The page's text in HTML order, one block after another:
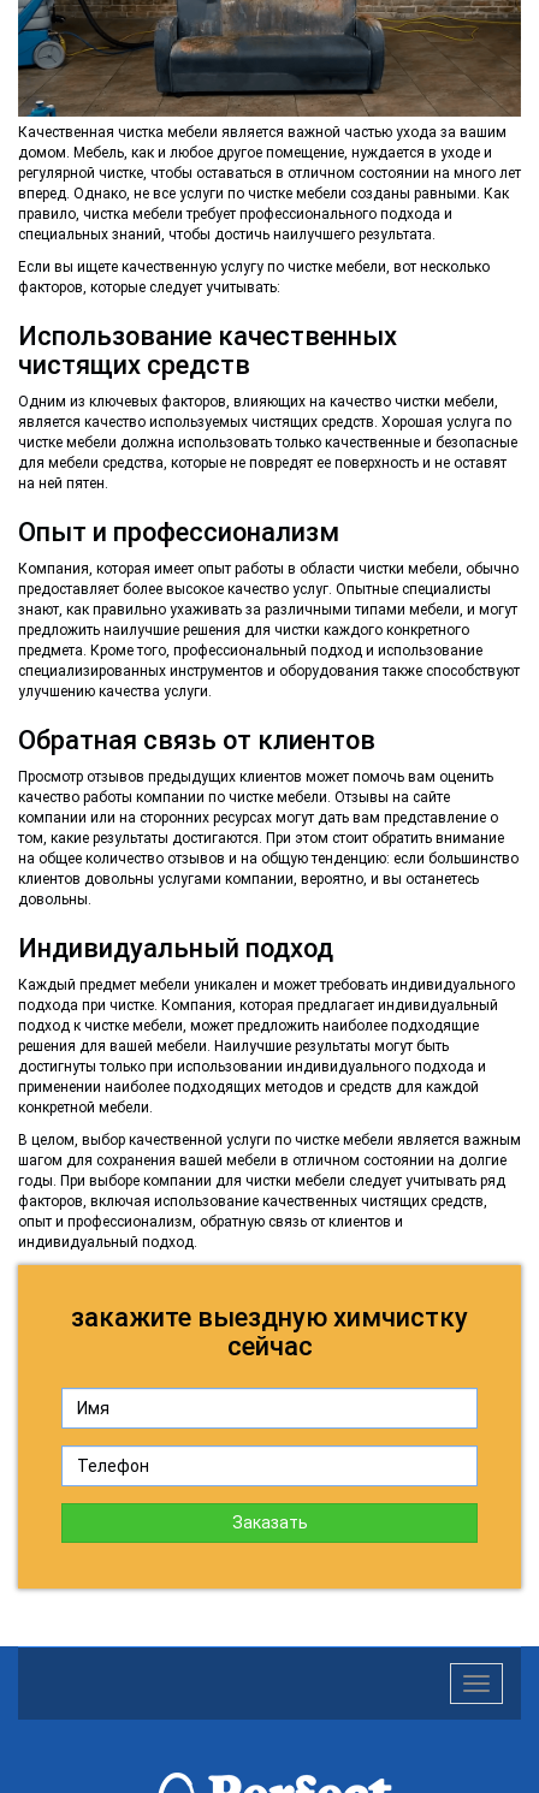
Качественная чистка мебели является важной частью ухода за вашим
домом. Мебель, как и любое другое помещение, нуждается в уходе и
регулярной чистке, чтобы оставаться в отличном состоянии на много лет
вперед. Однако, не все услуги по чистке мебели созданы равными. Как
правило, чистка мебели требует профессионального подхода и
специальных знаний, чтобы достичь наилучшего результата.
Если вы ищете качественную услугу по чистке мебели, вот несколько
факторов, которые следует учитывать:
Использование качественных
чистящих средств
Одним из ключевых факторов, влияющих на качество чистки мебели,
является качество используемых чистящих средств. Хорошая услуга по
чистке мебели должна использовать только качественные и безопасные
для мебели средства, которые не повредят ее поверхность и не оставят
на ней пятен.
Опыт и профессионализм
Компания, которая имеет опыт работы в области чистки мебели, обычно
предоставляет более высокое качество услуг. Опытные специалисты
знают, как правильно ухаживать за различными типами мебели, и могут
предложить наилучшие решения для чистки каждого конкретного
предмета. Кроме того, профессиональный подход и использование
специализированных инструментов и оборудования также способствуют
улучшению качества услуги.
Обратная связь от клиентов
Просмотр отзывов предыдущих клиентов может помочь вам оценить
качество работы компании по чистке мебели. Отзывы на сайте
компании или на сторонних ресурсах могут дать вам представление о
том, какие результаты достигаются. При этом стоит обратить внимание
на общее количество отзывов и на общую тенденцию: если большинство
клиентов довольны услугами компании, вероятно, и вы останетесь
довольны.
Индивидуальный подход
Каждый предмет мебели уникален и может требовать индивидуального
подхода при чистке. Компания, которая предлагает индивидуальный
подход к чистке мебели, может предложить наиболее подходящие
решения для вашей мебели. Наилучшие результаты могут быть
достигнуты только при использовании индивидуального подхода и
применении наиболее подходящих методов и средств для каждой
конкретной мебели.
В целом, выбор качественной услуги по чистке мебели является важным
шагом для сохранения вашей мебели в отличном состоянии на долгие
годы. При выборе компании для чистки мебели следует учитывать ряд
факторов, включая использование качественных чистящих средств,
опыт и профессионализм, обратную связь от клиентов и
индивидуальный подход.
закажите выездную химчистку
сейчас
Заказать
Toggle